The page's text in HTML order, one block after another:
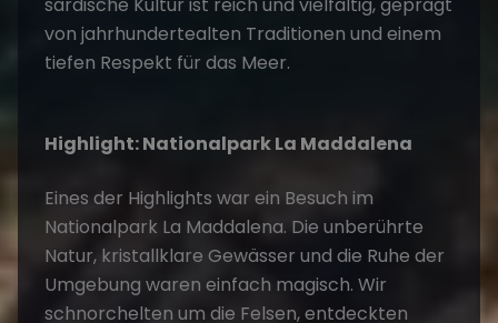
von jahrhundertealten Traditionen und einem
tiefen Respekt für das Meer.
Highlight: Nationalpark La Maddalena
Eines der Highlights war ein Besuch im
Nationalpark La Maddalena. Die unberührte
Natur, kristallklare Gewässer und die Ruhe der
Umgebung waren einfach magisch. Wir
schnorchelten um die Felsen, entdeckten